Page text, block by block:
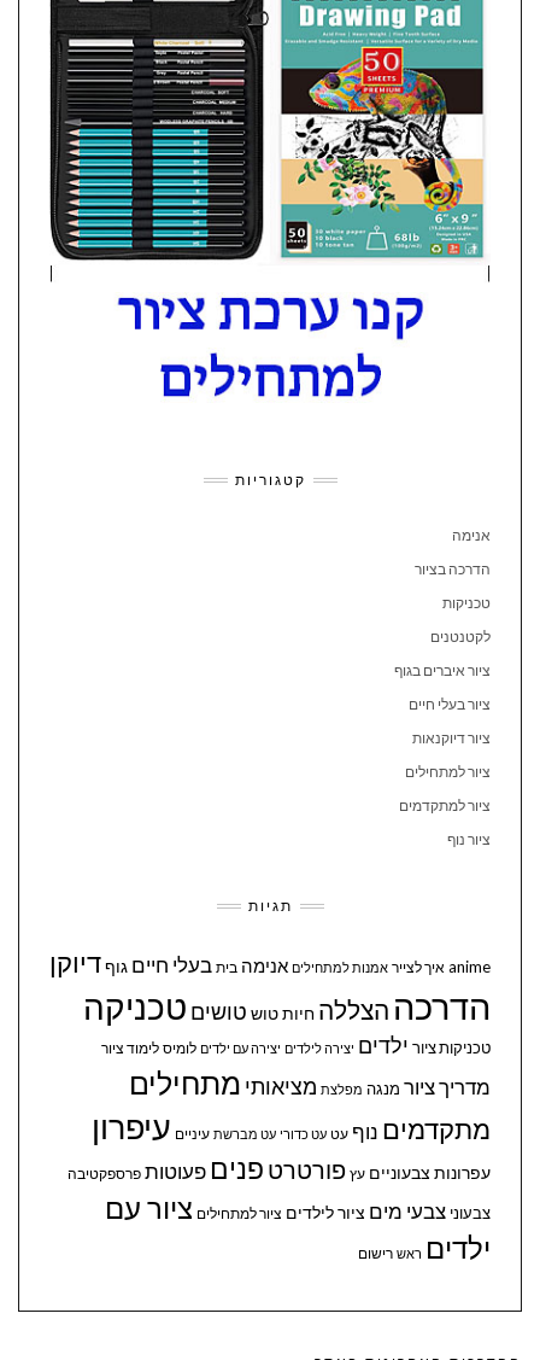
קטגוריות
אנימה
הדרכה בציור
טכניקות
לקטנטנים
ציור איברים בגוף
ציור בעלי חיים
ציור דיוקנאות
ציור למתחילים
ציור למתקדמים
ציור נוף
תגיות
anime איך לצייר אמנות למתחילים אנימה בית בעלי חיים גוףדיוקן
הדרכה הצללה חיותטוש טושים טכניקה
טכניקות ציור ילדים יצירה לילדים יצירה עם ילדים לומיס לימוד ציור
מדריך ציור מנגה מפלצת מציאותי מתחילים
מתקדמים נוף עט עט כדורי עט מברשת עיניים עיפרון
עפרונות צבעוניים עץ פורטרט פנים פעוטות פרספקטיבה
צבעוני צבעי מים ציור לילדים ציור למתחילים ציור עם
ילדים ראש רישום